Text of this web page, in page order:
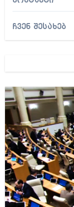
ჩვენ შესახებ